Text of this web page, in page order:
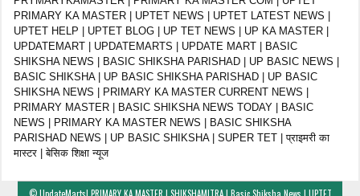
PRIMARY KA MASTER | UPTET NEWS | UPTET LATEST NEWS |
UPTET HELP | UPTET BLOG | UP TET NEWS | UP KA MASTER |
UPDATEMART | UPDATEMARTS | UPDATE MART | BASIC
SHIKSHA NEWS | BASIC SHIKSHA PARISHAD | UP BASIC NEWS |
BASIC SHIKSHA | UP BASIC SHIKSHA PARISHAD | UP BASIC
SHIKSHA NEWS | PRIMARY KA MASTER CURRENT NEWS |
PRIMARY MASTER | BASIC SHIKSHA NEWS TODAY | BASIC
NEWS | PRIMARY KA MASTER NEWS | BASIC SHIKSHA
PARISHAD NEWS | UP BASIC SHIKSHA | SUPER TET | प्राइमरी का
मास्टर | बेसिक शिक्षा न्यूज